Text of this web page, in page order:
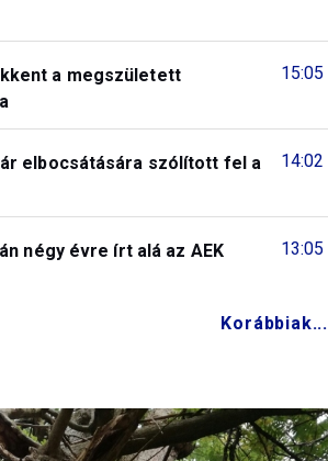
15:05
a megszületett
14:02
elbocsátására szólított fel a
13:05
négy évre írt alá az AEK
Korábbiak...